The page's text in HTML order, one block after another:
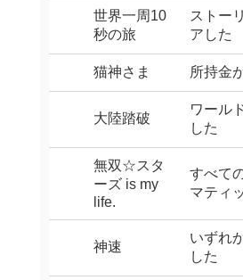
世界一周10
秒の旅
ストー
アした
猫神さま 所持金
大陸踏破
ワール
した
無双☆スタ
ーズ is my
life.
すべて
マティ
神速
いずれ
した